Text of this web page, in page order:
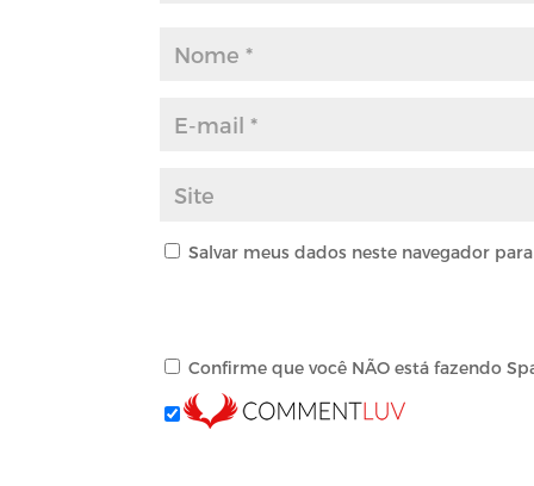
Salvar meus dados neste navegador
Confirme que você NÃO está fazendo